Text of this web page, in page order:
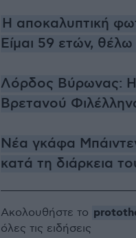
H αποκαλυπτική
Είμαι 59 ετών,
Λόρδος Βύρωνας: Η
Βρετανού
Νέα γκάφα
κατά τη διάρκεια
Ακολουθήστε το
όλες τις ειδήσεις